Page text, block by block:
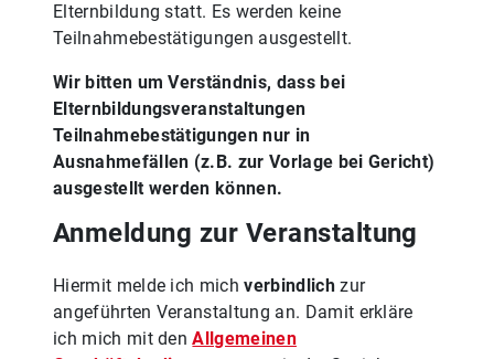
Elternbildung statt. Es werden keine
Teilnahmebestätigungen ausgestellt.
Wir bitten um Verständnis, dass bei
Elternbildungsveranstaltungen
Teilnahmebestätigungen nur in
Ausnahmefällen (z.B. zur Vorlage bei Gericht)
ausgestellt werden können.
Anmeldung zur Veranstaltung
Hiermit melde ich michverbindlichzur
angeführten Veranstaltung an. Damit erkläre
ich mich mit denAllgemeinen